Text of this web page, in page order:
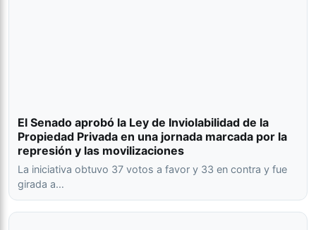
El Senado aprobó la Ley de Inviolabilidad de la
Propiedad Privada en una jornada marcada por la
represión y las movilizaciones
La iniciativa obtuvo 37 votos a favor y 33 en contra y fue
girada a…